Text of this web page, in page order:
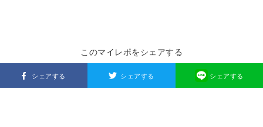
このマイレポをシェアする
シェアする シェアする シェアする